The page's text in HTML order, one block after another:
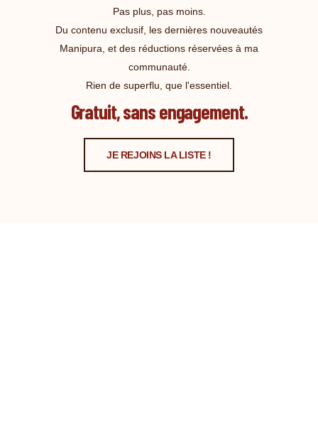
Pas plus, pas moins.
Du contenu exclusif, les dernières nouveautés
Manipura, et des réductions réservées à ma
communauté.
Rien de superflu, que l'essentiel.
Gratuit, sans engagement.
JE REJOINS LA LISTE !